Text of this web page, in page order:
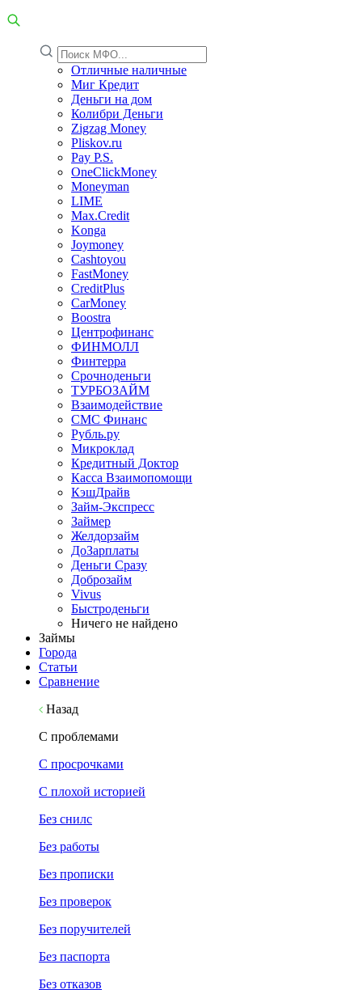
Отличные наличные
Миг Кредит
Деньги на дом
Колибри Деньги
Zigzag Money
Pliskov.ru
Pay P.S.
OneClickMoney
Moneyman
LIME
Max.Credit
Konga
Joymoney
Cashtoyou
FastMoney
CreditPlus
CarMoney
Boostra
Центрофинанс
ФИНМОЛЛ
Финтерра
Срочноденьги
ТУРБОЗАЙМ
Взаимодействие
СМС Финанс
Рубль.ру
Микроклад
Кредитный Доктор
Касса Взаимопомощи
КэшДрайв
Займ-Экспресс
Займер
Желдорзайм
ДоЗарплаты
Деньги Сразу
Доброзайм
Vivus
Быстроденьги
Ничего не найдено
Займы
Города
Статьи
Сравнение
Назад
С проблемами
С просрочками
С плохой историей
Без снилс
Без работы
Без прописки
Без проверок
Без поручителей
Без паспорта
Без отказов